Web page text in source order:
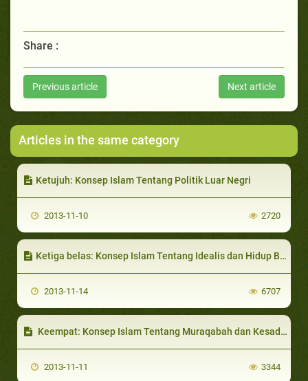
Share :
Previous article Next article
Articles in the same category
Ketujuh: Konsep Islam Tentang Politik Luar Negri
2013-11-10 2720
Ketiga belas: Konsep Islam Tentang Idealis dan Hidup Bahagia
2013-11-14 6707
Keempat: Konsep Islam Tentang Muraqabah dan Kesadaran pribadi
2013-11-11 3344